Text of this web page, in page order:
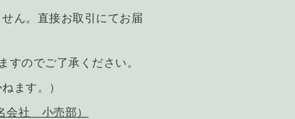
ん。直接お取引にてお届
すのでご了承ください。
ます。）
会社 小売部）